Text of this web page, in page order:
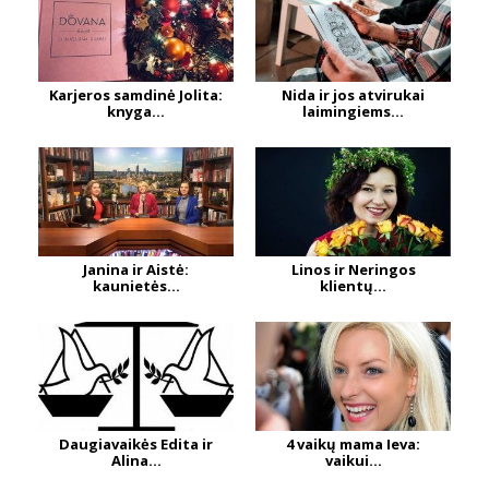
Karjeros samdinė Jolita:
knyga...
Nida ir jos atvirukai
laimingiems...
Janina ir Aistė:
kaunietės...
Linos ir Neringos
klientų...
Daugiavaikės Edita ir
Alina...
4 vaikų mama Ieva:
vaikui...